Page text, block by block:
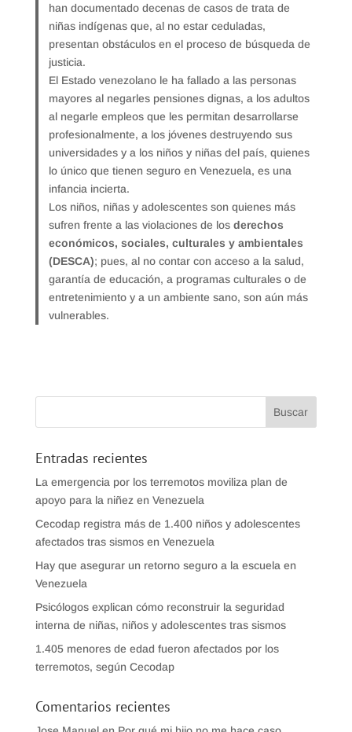
han documentado decenas de casos de trata de
niñas indígenas que, al no estar ceduladas,
presentan obstáculos en el proceso de búsqueda de
justicia.
El Estado venezolano le ha fallado a las personas
mayores al negarles pensiones dignas, a los adultos
al negarle empleos que les permitan desarrollarse
profesionalmente, a los jóvenes destruyendo sus
universidades y a los niños y niñas del país, quienes
lo único que tienen seguro en Venezuela, es una
infancia incierta.
Los niños, niñas y adolescentes son quienes más
sufren frente a las violaciones de los derechos
económicos, sociales, culturales y ambientales
(DESCA); pues, al no contar con acceso a la salud,
garantía de educación, a programas culturales o de
entretenimiento y a un ambiente sano, son aún más
vulnerables.
Entradas recientes
La emergencia por los terremotos moviliza plan de
apoyo para la niñez en Venezuela
Cecodap registra más de 1.400 niños y adolescentes
afectados tras sismos en Venezuela
Hay que asegurar un retorno seguro a la escuela en
Venezuela
Psicólogos explican cómo reconstruir la seguridad
interna de niñas, niños y adolescentes tras sismos
1.405 menores de edad fueron afectados por los
terremotos, según Cecodap
Comentarios recientes